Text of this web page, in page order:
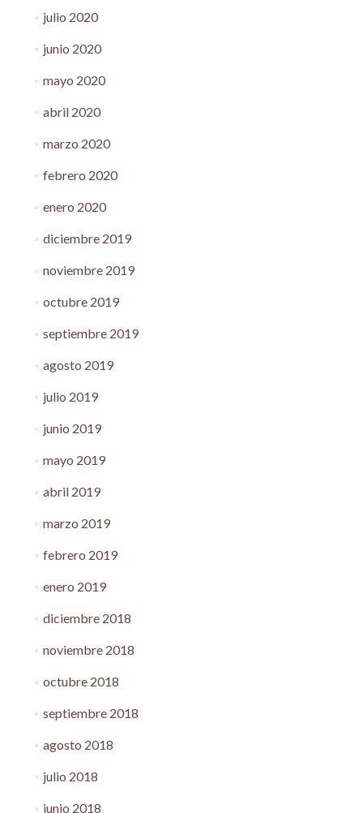
julio 2020
junio 2020
mayo 2020
abril 2020
marzo 2020
febrero 2020
enero 2020
diciembre 2019
noviembre 2019
octubre 2019
septiembre 2019
agosto 2019
julio 2019
junio 2019
mayo 2019
abril 2019
marzo 2019
febrero 2019
enero 2019
diciembre 2018
noviembre 2018
octubre 2018
septiembre 2018
agosto 2018
julio 2018
junio 2018